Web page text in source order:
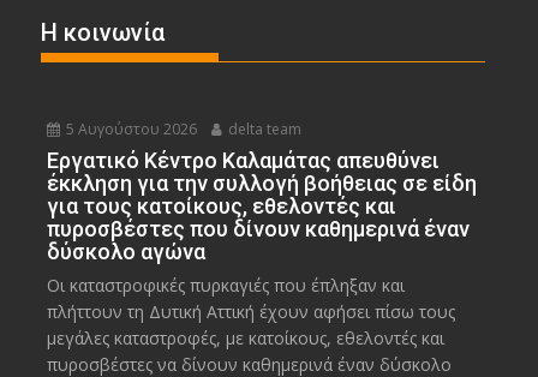
Η κοινωνία
5 Αυγούστου 2026 delta team
Εργατικό Κέντρο Καλαμάτας απευθύνει
έκκληση για την συλλογή βοήθειας σε είδη
για τους κατοίκους, εθελοντές και
πυροσβέστες που δίνουν καθημερινά έναν
δύσκολο αγώνα
Οι καταστροφικές πυρκαγιές που έπληξαν και
πλήττουν τη Δυτική Αττική έχουν αφήσει πίσω τους
μεγάλες καταστροφές, με κατοίκους, εθελοντές και
πυροσβέστες να δίνουν καθημερινά έναν δύσκολο